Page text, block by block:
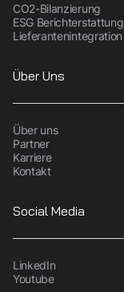
CO2-Bilanzierung
ESG Berichterstattung
Lieferantenintegration
Über Uns
Über uns
Partner
Karriere
Kontakt
Social Media
LinkedIn
Youtube